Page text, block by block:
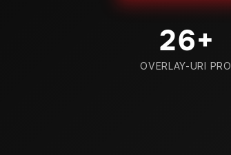
26+
OVERLAY-URI PRO